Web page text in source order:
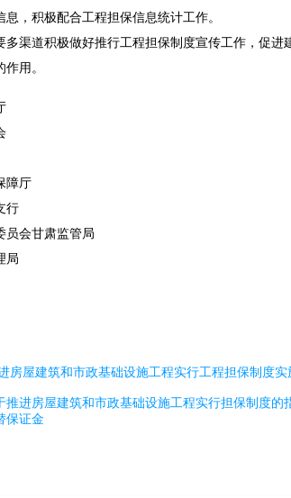
，积极配合工程担保信息统计工作。
多渠道积极做好推行工程担保制度宣传工作，促
用。
障厅
行
员会甘肃监管局
局
房屋建筑和市政基础设施工程实行工程担保制度实
推进房屋建筑和市政基础设施工程实行担保制度的
保证金